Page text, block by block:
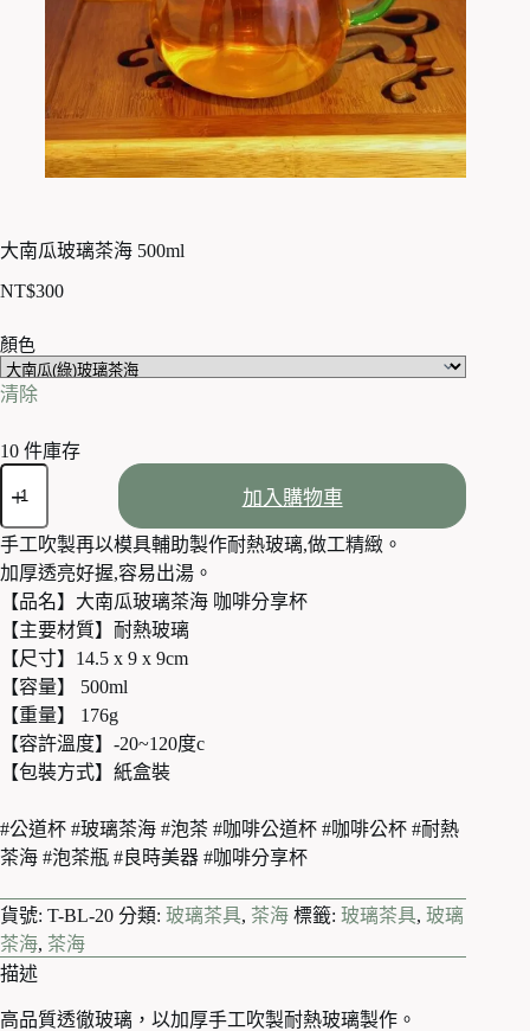
大南瓜玻璃茶海 500ml
NT$300
顏色
清除
10 件庫存
南
瓜
玻
璃
茶
海
500ml
數
量
加入購物車
手工吹製再以模具輔助製作耐熱玻璃,做工精緻。
加厚透亮好握,容易出湯。
【品名】大南瓜玻璃茶海 咖啡分享杯
【主要材質】耐熱玻璃
【尺寸】14.5 x 9 x 9cm
【容量】 500ml
【重量】 176g
【容許溫度】-20~120度c
【包裝方式】紙盒裝
#公道杯 #玻璃茶海 #泡茶 #咖啡公道杯 #咖啡公杯 #耐熱
茶海 #泡茶瓶 #良時美器 #咖啡分享杯
貨號: T-BL-20 分類: 玻璃茶具, 茶海 標籤: 玻璃茶具, 玻璃
茶海, 茶海
描述
高品質透徹玻璃，以加厚手工吹製耐熱玻璃製作。